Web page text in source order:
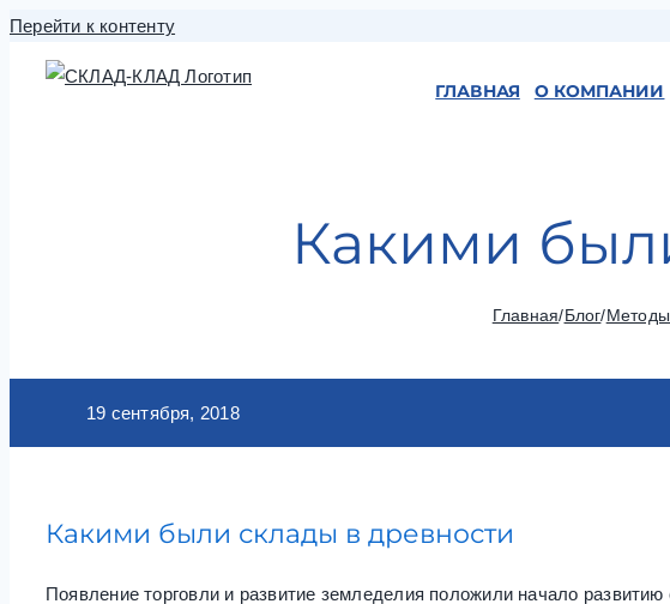
Перейти к контенту
ГЛАВНАЯ О КОМПАНИИ
Какими
Главная/Блог/
19 сентября, 2018
Какими были склады в древности
Появление торговли и развитие земледелия положили начало